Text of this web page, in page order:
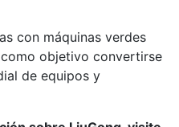
con máquinas verdes
objetivo convertirse
de equipos y